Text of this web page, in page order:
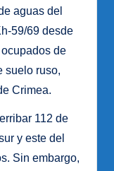
aguas del
59/69 desde
de
suelo ruso,
Crimea.
112 de
y este del
Sin embargo,